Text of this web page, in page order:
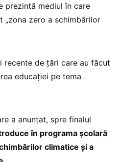
prezintă mediul în care
zero a schimbărilor
recente de țări care au făcut
educației pe tema
a anunțat, spre finalul
în programa școlară
climatice și a